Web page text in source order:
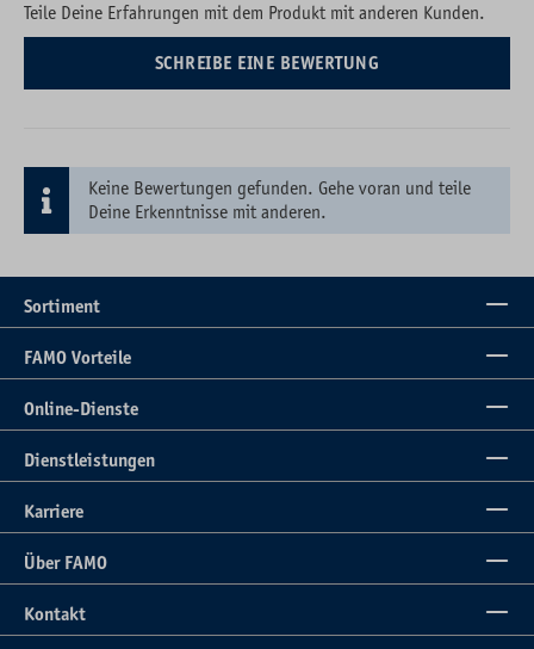
Teile Deine Erfahrungen mit dem Produkt mit anderen Kunden.
SCHREIBE EINE BEWERTUNG
Keine Bewertungen gefunden. Gehe voran und teile
Deine Erkenntnisse mit anderen.
Sortiment
FAMO Vorteile
Online-Dienste
Dienstleistungen
Karriere
Über FAMO
Kontakt